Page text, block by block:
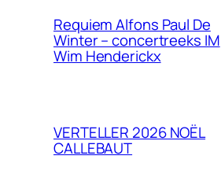
Requiem Alfons Paul De
Winter – concertreeks IM
Wim Henderickx
VERTELLER 2026 NOËL
CALLEBAUT